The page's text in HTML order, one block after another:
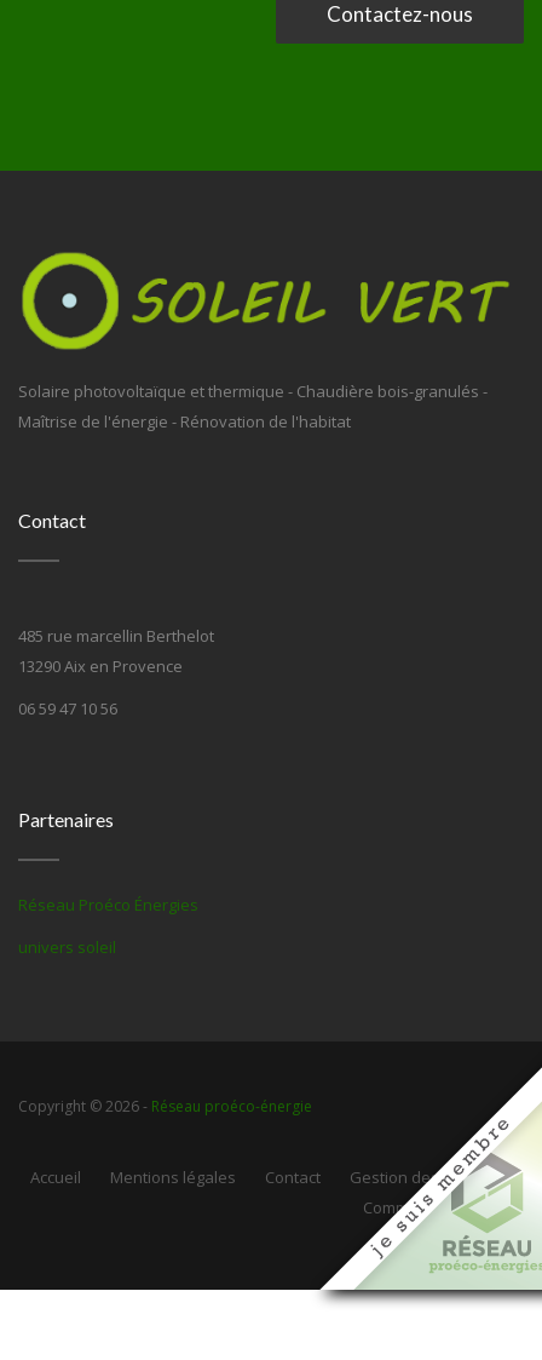
Contactez-nous
Solaire photovoltaïque et thermique - Chaudière bois-granulés -
Maîtrise de l'énergie - Rénovation de l'habitat
Contact
485 rue marcellin Berthelot
13290 Aix en Provence
06 59 47 10 56
Partenaires
Réseau Proéco Énergies
univers soleil
Copyright © 2026 - Réseau proéco-énergie
Accueil Mentions légales Contact
Gestion des cookies
Communauté Web